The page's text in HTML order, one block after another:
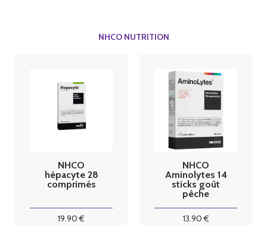
NHCO NUTRITION
NHCO
hépacyte 28
comprimés
19.90 €
NHCO
Aminolytes 14
sticks goût
pêche
13.90€